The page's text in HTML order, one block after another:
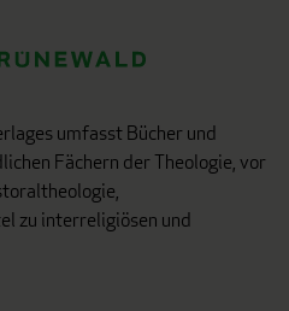
umfasst Bücher und
Fächern der Theologie, vor
zu interreligiösen und